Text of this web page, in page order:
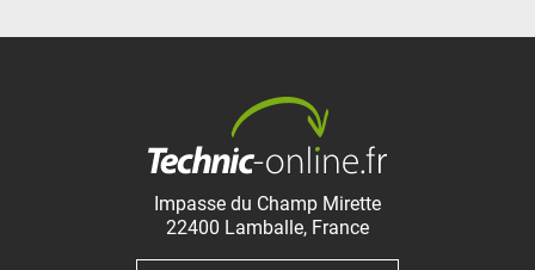
Impasse du Champ Mirette
22400 Lamballe, France